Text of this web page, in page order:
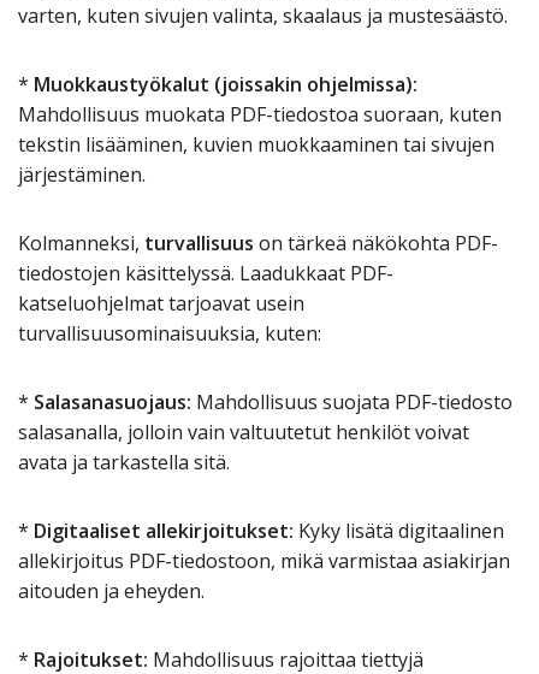
varten, kuten sivujen valinta, skaalaus ja mustesäästö.
* Muokkaustyökalut (joissakin ohjelmissa):
Mahdollisuus muokata PDF-tiedostoa suoraan, kuten
tekstin lisääminen, kuvien muokkaaminen tai sivujen
järjestäminen.
Kolmanneksi, turvallisuus on tärkeä näkökohta PDF-
tiedostojen käsittelyssä. Laadukkaat PDF-
katseluohjelmat tarjoavat usein
turvallisuusominaisuuksia, kuten:
* Salasanasuojaus: Mahdollisuus suojata PDF-tiedosto
salasanalla, jolloin vain valtuutetut henkilöt voivat
avata ja tarkastella sitä.
* Digitaaliset allekirjoitukset: Kyky lisätä digitaalinen
allekirjoitus PDF-tiedostoon, mikä varmistaa asiakirjan
aitouden ja eheyden.
* Rajoitukset: Mahdollisuus rajoittaa tiettyjä